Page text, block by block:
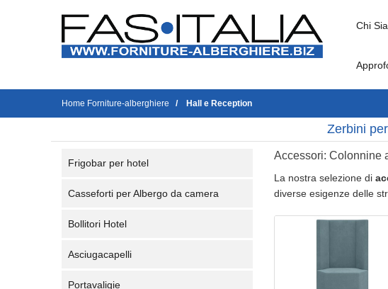
Chi
Home Forniture-alberghiere Hall e Reception
Zerbini
Frigobar per hotel
Casseforti per Albergo da camera
Bollitori Hotel
Asciugacapelli
Portavaligie
Accessori: Colonnine
La nostra selezione di
diverse esigenze delle